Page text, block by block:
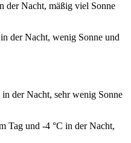
der Nacht, mäßig viel Sonne
der Nacht, wenig Sonne und
der Nacht, sehr wenig Sonne
Tag und -4 °C in der Nacht,